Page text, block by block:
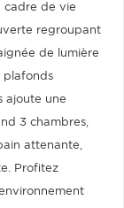
cadre de vie
regroupant
de lumière
plafonds
ajoute une
3 chambres,
attenante,
Profitez